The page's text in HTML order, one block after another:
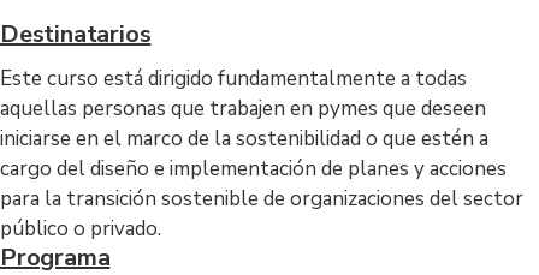
Destinatarios
Este curso está dirigido fundamentalmente a todas
aquellas personas que trabajen en pymes que deseen
iniciarse en el marco de la sostenibilidad o que estén a
cargo del diseño e implementación de planes y acciones
para la transición sostenible de organizaciones del sector
público o privado.
Programa